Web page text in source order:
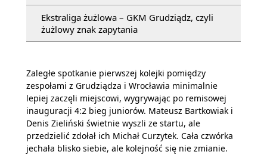
Ekstraliga żużlowa – GKM Grudziądz, czyli
żużlowy znak zapytania
Zaległe spotkanie pierwszej kolejki pomiędzy
zespołami z Grudziądza i Wrocławia minimalnie
lepiej zaczęli miejscowi, wygrywając po remisowej
inauguracji 4:2 bieg juniorów. Mateusz Bartkowiak i
Denis Zieliński świetnie wyszli ze startu, ale
przedzielić zdołał ich Michał Curzytek. Cała czwórka
jechała blisko siebie, ale kolejność się nie zmianie.